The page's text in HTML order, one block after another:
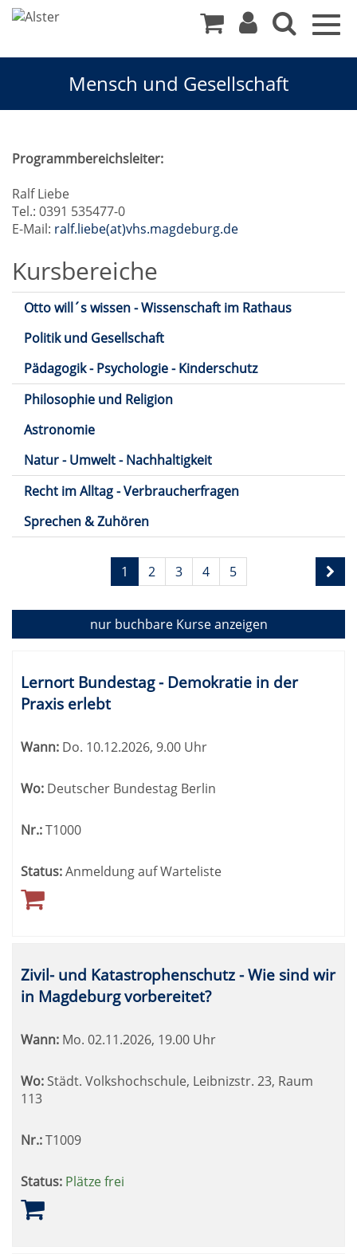
Mensch und Gesellschaft
Mensch
und
Gesellschaft
Programmbereichsleiter:
Ralf Liebe
Tel.: 0391 535477-0
E-Mail: ralf.liebe(at)vhs.magdeburg.de
Kursbereiche
Otto will´s wissen - Wissenschaft im Rathaus
Politik und Gesellschaft
Pädagogik - Psychologie - Kinderschutz
Philosophie und Religion
Astronomie
Natur - Umwelt - Nachhaltigkeit
Recht im Alltag - Verbraucherfragen
Sprechen & Zuhören
1 2 3 4 5
nur buchbareKurse anzeigen
Tabellenüberschriften
können
sortiert
Lernort Bundestag - Demokratie in der
Praxis erlebt
Wann: Do. 10.12.2026, 9.00 Uhr
Wo: Deutscher Bundestag Berlin
Nr.:T1000
Status:Anmeldung auf Warteliste
Zivil- und Katastrophenschutz - Wie sind wir
in Magdeburg vorbereitet?
Wann: Mo. 02.11.2026, 19.00 Uhr
Wo: Städt. Volkshochschule, Leibnizstr. 23, Raum
113
Nr.:T1009
Status: Plätze frei